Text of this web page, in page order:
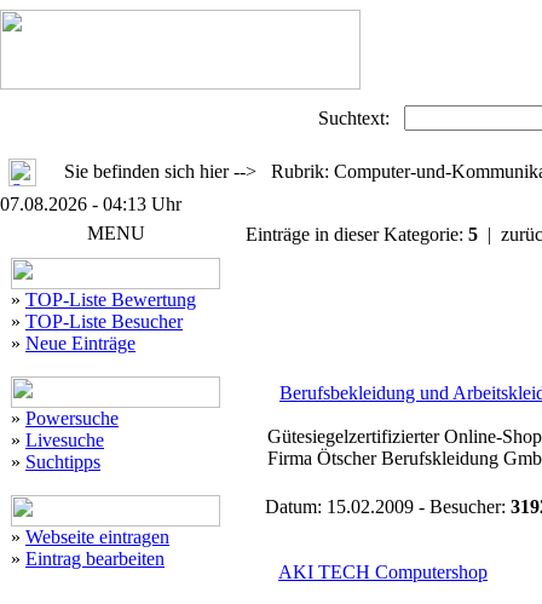
Suchtext:
Sie befinden sich hier --> Rubrik: Computer-und-
07.08.2026 - 04:13 Uhr
MENU
» TOP-Liste Bewertung
» TOP-Liste Besucher
» Neue Einträge
» Powersuche
» Livesuche
» Suchtipps
» Webseite eintragen
» Eintrag bearbeiten
Einträge in dieser Kategorie: 5 |
Berufsbekleidung und
Gütesiegelzertifizierter Online-
Firma Ötscher Berufskleidung
Datum: 15.02.2009 - Besucher:
AKI TECH Computershop